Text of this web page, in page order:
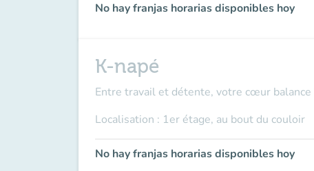
No hay franjas horarias disponibles hoy
K-napé
Entre travail et détente, votre cœur balance
Localisation : 1er étage, au bout du couloir
No hay franjas horarias disponibles hoy